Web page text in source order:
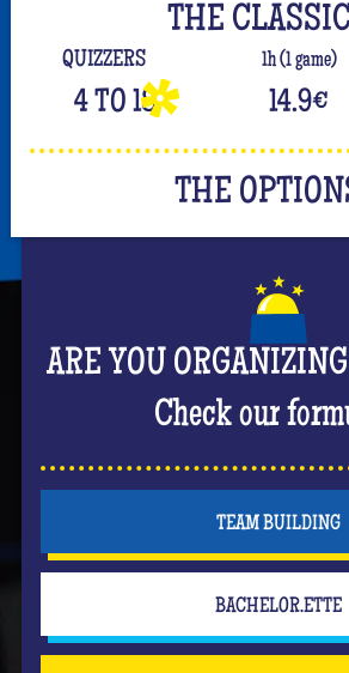
THE
QUIZZERS 1h (1 game)
4 TO 18 14.9€
THE
ARE YOU
Check our
TEAM BUILDING
BACHELOR.ETTE